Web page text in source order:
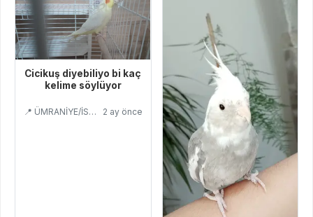
Cicikuş diyebiliyo bi kaç
kelime söylüyor
📍 ÜMRANİYE/İSTANBUL 2 ay önce